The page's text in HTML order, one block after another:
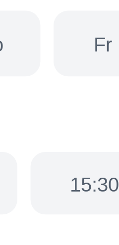
Fr
15:30